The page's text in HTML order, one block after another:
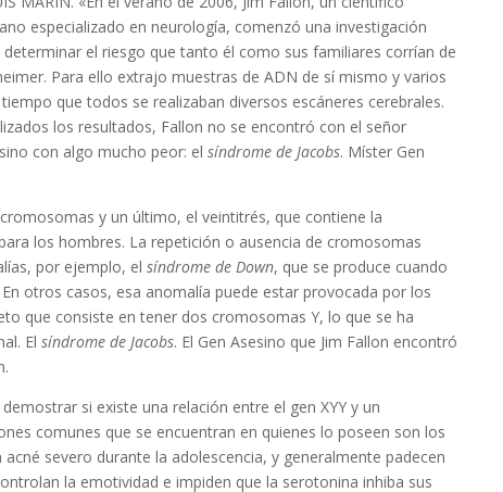
especializado en neurología, comenzó una investigación
determinar el riesgo que tanto él como sus familiares corrían de
Para ello extrajo muestras de ADN de sí mismo y varios
que todos se realizaban diversos escáneres cerebrales.
los resultados, Fallon no se encontró con el señor
con algo mucho peor: el síndrome de Jacobs. Míster Gen
y un último, el veintitrés, que contiene la
los hombres. La repetición o ausencia de cromosomas
por ejemplo, el síndrome de Down, que se produce cuando
otros casos, esa anomalía puede estar provocada por los
que consiste en tener dos cromosomas Y, lo que se ha
El síndrome de Jacobs. El Gen Asesino que Jim Fallon encontró
si existe una relación entre el gen XYY y un
comunes que se encuentran en quienes lo poseen son los
severo durante la adolescencia, y generalmente padecen
la emotividad e impiden que la serotonina inhiba sus